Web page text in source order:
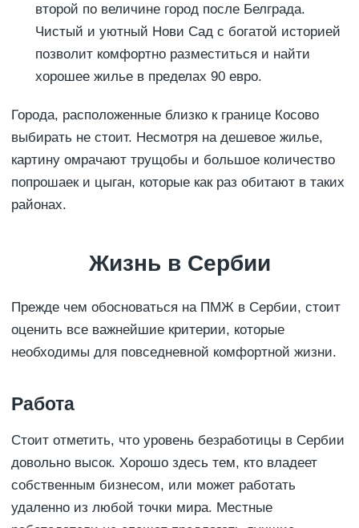
второй по величине город после Белграда.
Чистый и уютный Нови Сад с богатой историей
позволит комфортно разместиться и найти
хорошее жилье в пределах 90 евро.
Города, расположенные близко к границе Косово
выбирать не стоит. Несмотря на дешевое жилье,
картину омрачают трущобы и большое количество
попрошаек и цыган, которые как раз обитают в таких
районах.
Жизнь в Сербии
Прежде чем обосноваться на ПМЖ в Сербии, стоит
оценить все важнейшие критерии, которые
необходимы для повседневной комфортной жизни.
Работа
Стоит отметить, что уровень безработицы в Сербии
довольно высок. Хорошо здесь тем, кто владеет
собственным бизнесом, или может работать
удаленно из любой точки мира. Местные